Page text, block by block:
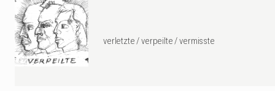
verletzte / verpeilte / vermisste